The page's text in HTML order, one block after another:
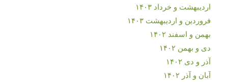
اردیبهشت و خرداد ۱۴۰۳
فروردین و اردیبهشت ۱۴۰۳
بهمن و اسفند ۱۴۰۲
دی و بهمن ۱۴۰۲
آذر و دی ۱۴۰۲
آبان و آذر ۱۴۰۲